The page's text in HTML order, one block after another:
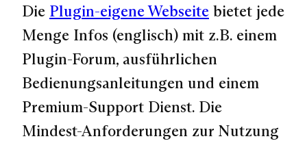
Die Plugin-eigene Webseite bietet jede
Menge Infos (englisch) mit z.B. einem
Plugin-Forum, ausführlichen
Bedienungsanleitungen und einem
Premium-Support Dienst. Die
Mindest-Anforderungen zur Nutzung